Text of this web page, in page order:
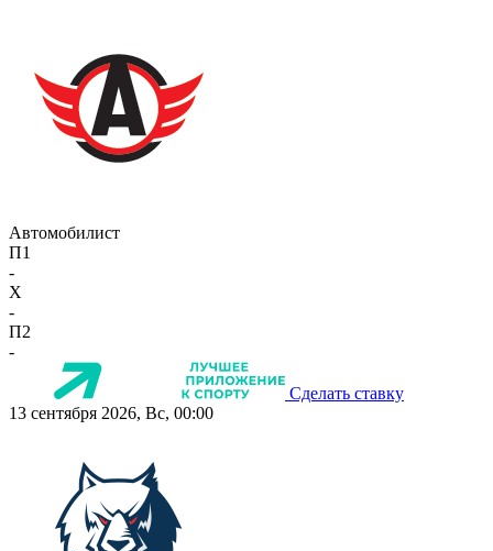
Автомобилист
П1
-
X
-
П2
-
Сделать ставку
13 сентября 2026, Вс, 00:00